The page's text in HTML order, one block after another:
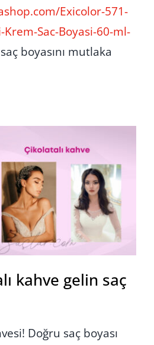
Exicolor-571-
Sac-Boyasi-60-ml-
boyasını mutlaka
kahve gelin saç
Doğru saç boyası